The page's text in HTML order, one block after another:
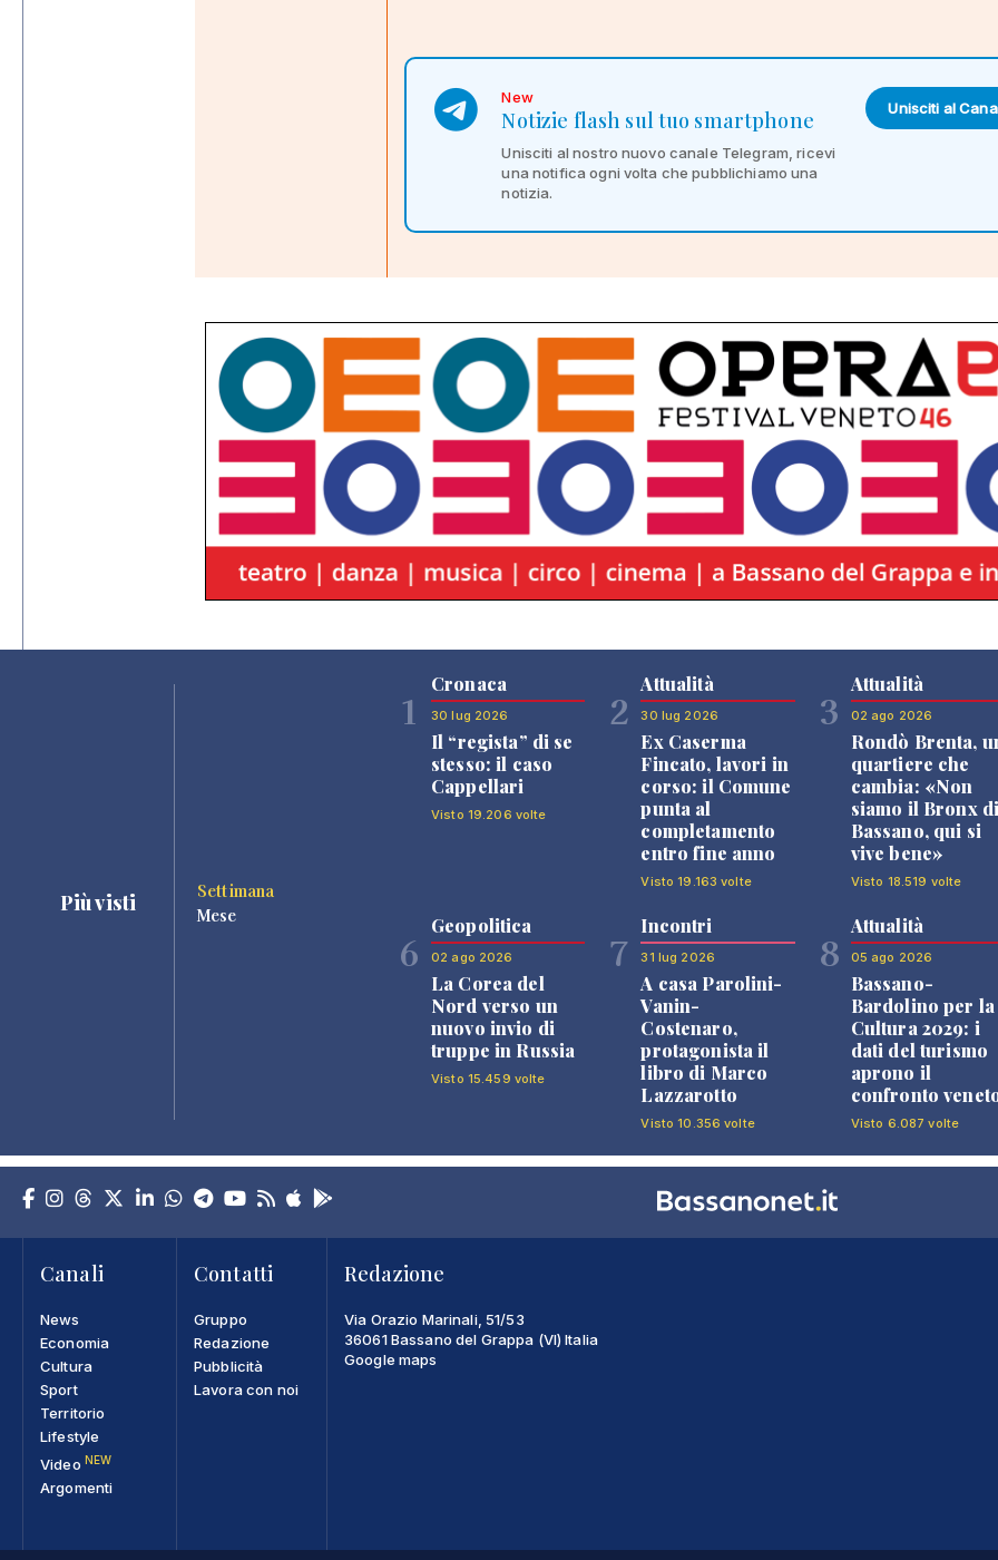
New
Notizie flash sul tuo smartphone
Unisciti al nostro nuovo canale Telegram, ricevi
una notifica ogni volta che pubblichiamo una
notizia.
Unisciti al
Più visti
Settimana
Mese
1
Cronaca
30 lug 2026
Il “regista” di se
stesso: il caso
Cappellari
Visto 19.206 volte
2
Attualità
30 lug 2026
Ex Caserma
Fincato, lavori in
corso: il Comune
punta al
completamento
entro fine anno
Visto 19.163 volte
3
Attualità
02 ago 2026
Rondò Brenta,
quartiere che
cambia: «Non
siamo il Bronx
Bassano, qui si
vive bene»
Visto 18.519 volte
6
Geopolitica
02 ago 2026
La Corea del
Nord verso un
nuovo invio di
truppe in Russia
Visto 15.459 volte
7
Incontri
31 lug 2026
A casa Parolini-
Vanin-
Costenaro,
protagonista il
libro di Marco
Lazzarotto
Visto 10.356 volte
8
Attualità
05 ago 2026
Bassano-
Bardolino per la
Cultura 2029: i
dati del turismo
aprono il
confronto
Visto 6.087 volte
Canali
News
Economia
Cultura
Sport
Territorio
Lifestyle
Video NEW
Argomenti
Contatti
Gruppo
Redazione
Pubblicità
Lavora con noi
Redazione
Via Orazio Marinali, 51/53
36061 Bassano del Grappa (VI) Italia
Google maps